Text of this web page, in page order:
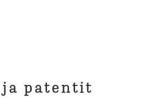
ja patentit